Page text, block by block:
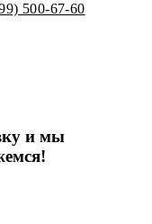
500-67-60
и мы